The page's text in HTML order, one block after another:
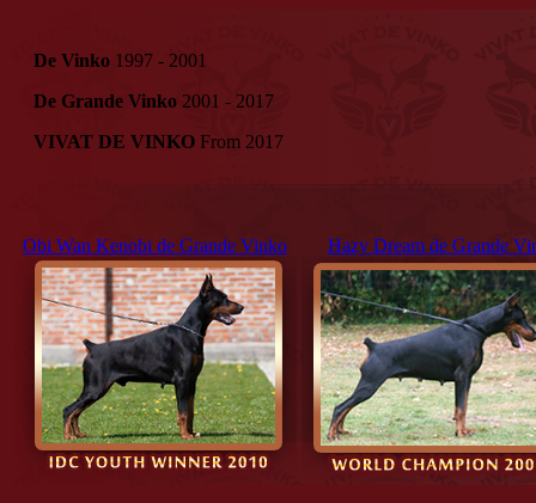
De Vinko 1997 - 2001
De Grande Vinko 2001 - 2017
VIVAT DE VINKO From 2017
Obi Wan Kenobi de Grande Vinko Hazy Dream de Grande